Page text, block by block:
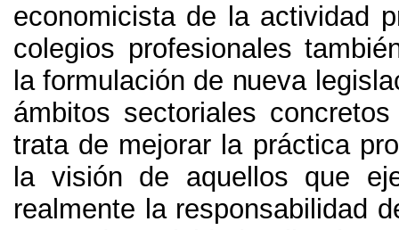
economicista de la actividad
colegios profesionales
la formulación de nueva
ámbitos sectoriales
trata de mejorar la práctica
la visión de aquellos que
realmente la responsabilidad